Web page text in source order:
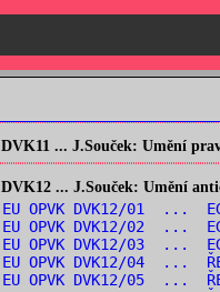
DVK11 ... J.Souček: Umění
DVK12 ... J.Souček: Umění
EU OPVK DVK12/01 ...
EU OPVK DVK12/02 ...
EU OPVK DVK12/03 ...
EU OPVK DVK12/04 ...
EU OPVK DVK12/05 ...